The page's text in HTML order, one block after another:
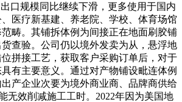
口规模同比继续下滑，更多使用于国内
医疗新基建、养老院、学校、体育场馆
畴。其铺拆体例为间接正在地面刷胶铺
查验。公司仍以境外发卖为从，悬浮地
拼接工艺，获取客户采购订单后，对于
有主要意义。通过对产物铺设毗连体例
产企业次要为境外商业商、品牌商供给
无效削减施工工时。2022年因为美国地